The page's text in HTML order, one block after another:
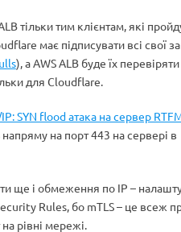
тільки тим клієнтам, які
має підписувати всі свої
), а AWS ALB буде їх
для Cloudflare.
SYN flood атака на сервер
на порт 443 на сервері в
ще і обмеження по IP –
Rules, бо mTLS – це всеж
рівні мережі.